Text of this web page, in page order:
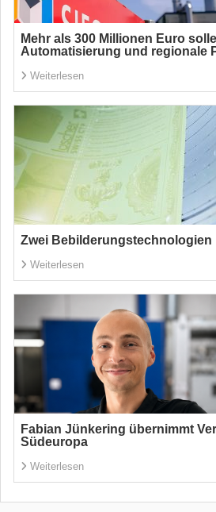
Mehr als 300 Millionen Euro
Automatisierung und regionale
Weiterlesen
Zwei Bebilderungstechnologien
Weiterlesen
Fabian Jünkering übernimmt
Südeuropa
Weiterlesen